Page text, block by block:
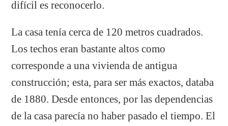
difícil es reconocerlo.
La casa tenía cerca de 120 metros cuadrados.
Los techos eran bastante altos como
corresponde a una vivienda de antigua
construcción; esta, para ser más exactos, databa
de 1880. Desde entonces, por las dependencias
de la casa parecía no haber pasado el tiempo. El